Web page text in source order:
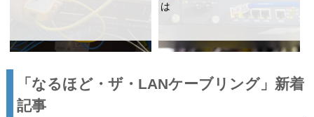
は
「なるほど・ザ・LANケーブリング」新着
記事